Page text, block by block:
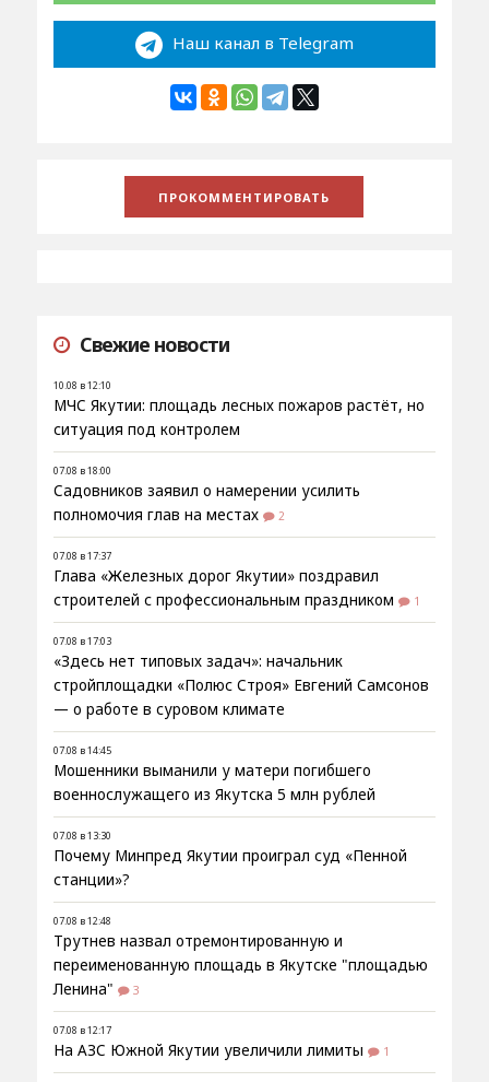
Наш канал в Telegram
Свежие новости
10.08 в 12:10
МЧС Якутии: площадь лесных пожаров растёт, но
ситуация под контролем
07.08 в 18:00
Садовников заявил о намерении усилить
полномочия глав на местах
2
07.08 в 17:37
Глава «Железных дорог Якутии» поздравил
строителей с профессиональным праздником
1
07.08 в 17:03
«Здесь нет типовых задач»: начальник
стройплощадки «Полюс Строя» Евгений Самсонов
— о работе в суровом климате
07.08 в 14:45
Мошенники выманили у матери погибшего
военнослужащего из Якутска 5 млн рублей
07.08 в 13:30
Почему Минпред Якутии проиграл суд «Пенной
станции»?
07.08 в 12:48
Трутнев назвал отремонтированную и
переименованную площадь в Якутске "площадью
Ленина"
3
07.08 в 12:17
На АЗС Южной Якутии увеличили лимиты 1